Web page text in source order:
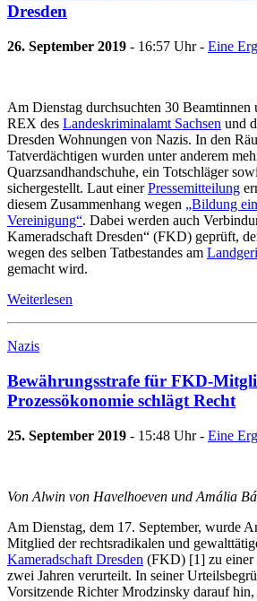
Dresden
26. September 2019 - 16:57 Uhr - Eine
Am Dienstag durchsuchten 30 Beamtinnen
REX des Landeskriminalamt Sachsen und
Dresden Wohnungen von Nazis. In den
Tatverdächtigen wurden unter anderem
Quarzsandhandschuhe, ein Totschläger
sichergestellt. Laut einerPressemitteilung
diesem Zusammenhang wegen „Bildung
Vereinigung“. Dabei werden auch
Kameradschaft Dresden“ (FKD) geprüft,
wegen des selben Tatbestandes am
gemacht wird.
Weiterlesen
Nazis
Bewährungsstrafe für FKD-
Prozessökonomie schlägt Recht
25. September 2019 - 15:48 Uhr - Eine
Von Alwin von Havelhoeven und Amália
Am Dienstag, dem 17. September, wurde
Mitglied der rechtsradikalen und
Kameradschaft Dresden (FKD) [1] zu einer
zwei Jahren verurteilt. In seiner
Vorsitzende Richter Mrodzinsky darauf